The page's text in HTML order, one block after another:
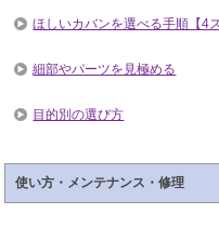
ほしいカバンを選べる手順【4
細部やパーツを見極める
目的別の選び方
使い方・メンテナンス・修理